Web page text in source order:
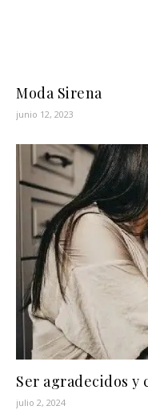
Moda Sirena
junio 12, 2023
Ser agradecidos
julio 2, 2024